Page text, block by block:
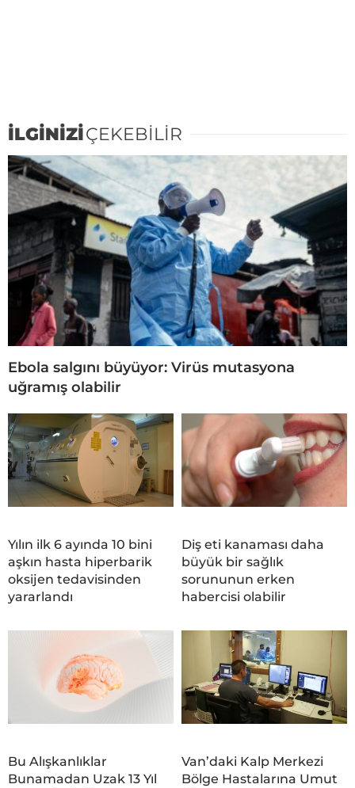
İLGİNİZİÇEKEBİLİR
Ebola salgını büyüyor: Virüs mutasyona
uğramış olabilir
Yılın ilk 6 ayında 10 bini
aşkın hasta hiperbarik
oksijen tedavisinden
yararlandı
Diş eti kanaması daha
büyük bir sağlık
sorununun erken
habercisi olabilir
Bu Alışkanlıklar
Bunamadan Uzak 13 Yıl
Van’daki Kalp Merkezi
Bölge Hastalarına Umut